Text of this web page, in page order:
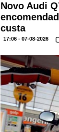
Novo Audi
custa
17:06 - 07-08-2026